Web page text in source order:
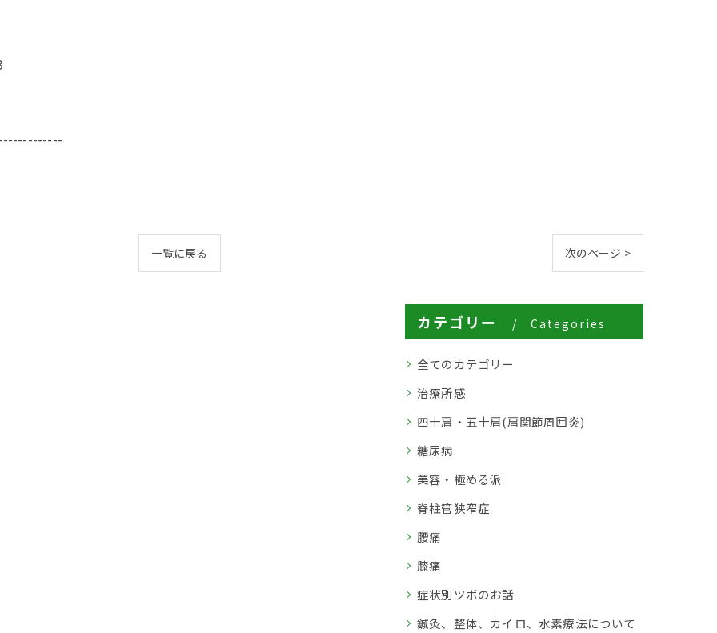
一覧に戻る 次のページ >
カテゴリー Categories
全てのカテゴリー
治療所感
四十肩・五十肩(肩関節周囲炎)
糖尿病
美容・極める派
脊柱管狭窄症
腰痛
膝痛
症状別ツボのお話
鍼灸、整体、カイロ、水素療法について